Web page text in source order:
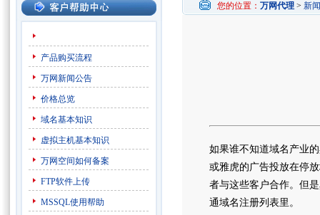
产品购买流程
万网新闻公告
价格总览
域名基本知识
虚拟主机基本知识
万网空间如何备案
FTP软件上传
MSSQL使用帮助
您的位置： 万网代理 > 新
如果谁不知道域名产业
或雅虎的广告投放在停
者与这些客户合作。但
通域名注册列表里。